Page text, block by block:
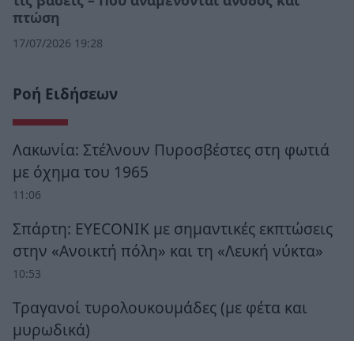
πτώση
17/07/2026 19:28
Ροή Ειδήσεων
Λακωνία: Στέλνουν Πυροσβέστες στη φωτιά
με όχημα του 1965
11:06
Σπάρτη: EYECONIK με σημαντικές εκπτώσεις
στην «Ανοικτή πόλη» και τη «Λευκή νύκτα»
10:53
Τραγανοί τυρολουκουμάδες (με φέτα και
μυρωδικά)